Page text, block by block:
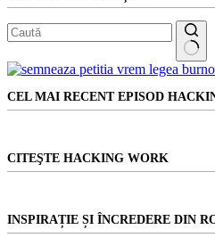
Niciun
CEL MAI RECENT EPISOD
CITEŞTE HACKING WORK
INSPIRAȚIE ȘI ÎNCREDERE DIN